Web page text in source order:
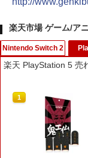
楽天市場 ゲーム/ア
Nintendo Switch 2
1
楽天 PlayStation 5 売
1